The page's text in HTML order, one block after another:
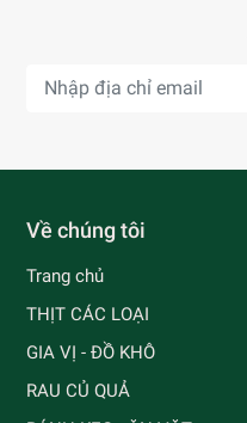
Về chúng tôi
Trang chủ
THỊT CÁC LOẠI
GIA VỊ - ĐỒ KHÔ
RAU CỦ QUẢ